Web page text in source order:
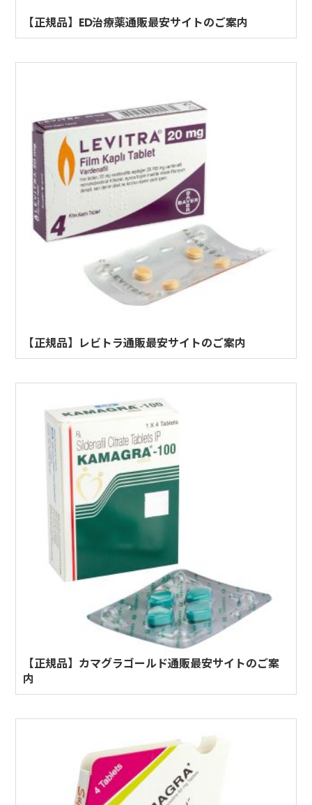
【正規品】ED治療薬通販最安サイトのご案内
【正規品】レビトラ通販最安サイトのご案内
【正規品】カマグラゴールド通販最安サイトのご案
内